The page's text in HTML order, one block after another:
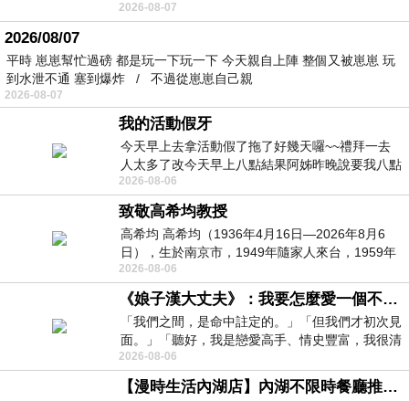
個人整整齊齊地站在鏡框之外，如同
2026-08-07
2026/08/07
平時 崽崽幫忙過磅 都是玩一下玩一下 今天親自上陣 整個又被崽崽 玩
到水泄不通 塞到爆炸 / 不過從崽崽自己親
2026-08-07
我的活動假牙
今天早上去拿活動假了拖了好幾天囉~~禮拜一去
人太多了改今天早上八點結果阿姊昨晚說要我八點
去西螺農會~回到莿桐都8點半多了
2026-08-06
致敬高希均教授
高希均 高希均（1936年4月16日—2026年8月6
日），生於南京市，1949年隨家人來台，1959年
赴美深造並取得經濟發展博士學位。曾任
2026-08-06
《娘子漢大丈夫》：我要怎麼愛一個不存在的人？
「我們之間，是命中註定的。」「但我們才初次見
面。」「聽好，我是戀愛高手、情史豐富，我很清
楚這種感覺，你我之間的那種感覺，現
2026-08-06
【漫時生活內湖店】內湖不限時餐廳推薦｜捷運港墘站美食，聚餐、約會、家庭聚會首選，正餐甜點一次滿足